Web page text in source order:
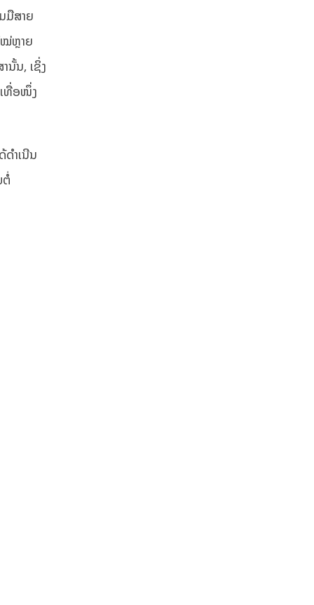
ມືສາຍ
ໝ່ຫຼາຍ
ນັ້ນ, ເຊິ່ງ
ທື່ອໜຶ່ງ
ຳເນີນ
ຕໍ່